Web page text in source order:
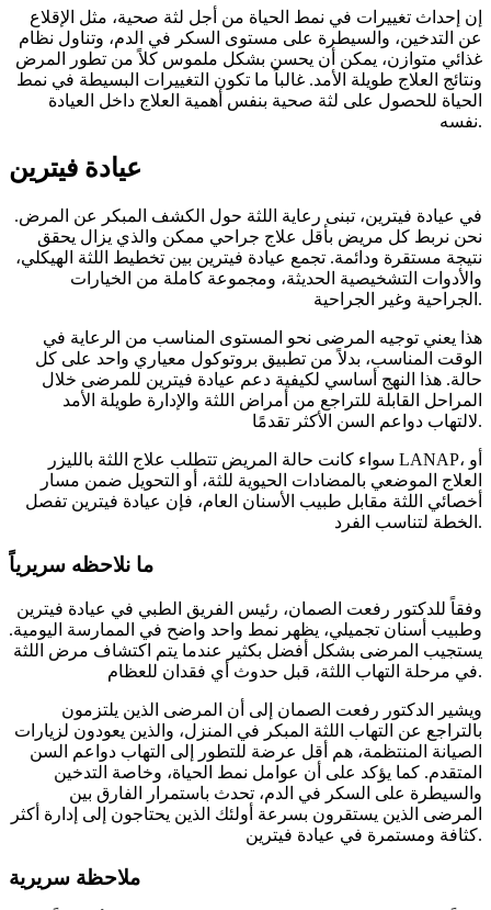
إن إحداث تغييرات في نمط الحياة من أجل لثة صحية، مثل الإقلاع
عن التدخين، والسيطرة على مستوى السكر في الدم، وتناول نظام
غذائي متوازن، يمكن أن يحسن بشكل ملموس كلاً من تطور المرض
ونتائج العلاج طويلة الأمد. غالباً ما تكون التغييرات البسيطة في نمط
الحياة للحصول على لثة صحية بنفس أهمية العلاج داخل العيادة
نفسه.
عيادة فيترين
في عيادة فيترين، تبنى رعاية اللثة حول الكشف المبكر عن المرض.
نحن نربط كل مريض بأقل علاج جراحي ممكن والذي يزال يحقق
نتيجة مستقرة ودائمة. تجمع عيادة فيترين بين تخطيط اللثة الهيكلي،
والأدوات التشخيصية الحديثة، ومجموعة كاملة من الخيارات
الجراحية وغير الجراحية.
هذا يعني توجيه المرضى نحو المستوى المناسب من الرعاية في
الوقت المناسب، بدلاً من تطبيق بروتوكول معياري واحد على كل
حالة. هذا النهج أساسي لكيفية دعم عيادة فيترين للمرضى خلال
المراحل القابلة للتراجع من أمراض اللثة والإدارة طويلة الأمد
لالتهاب دواعم السن الأكثر تقدمًا.
سواء كانت حالة المريض تتطلب علاج اللثة بالليزر LANAP، أو
العلاج الموضعي بالمضادات الحيوية للثة، أو التحويل ضمن مسار
أخصائي اللثة مقابل طبيب الأسنان العام، فإن عيادة فيترين تفصل
الخطة لتناسب الفرد.
ما نلاحظه سريرياً
وفقاً للدكتور رفعت الصمان، رئيس الفريق الطبي في عيادة فيترين
وطبيب أسنان تجميلي، يظهر نمط واحد واضح في الممارسة اليومية.
يستجيب المرضى بشكل أفضل بكثير عندما يتم اكتشاف مرض اللثة
في مرحلة التهاب اللثة، قبل حدوث أي فقدان للعظام.
ويشير الدكتور رفعت الصمان إلى أن المرضى الذين يلتزمون
بالتراجع عن التهاب اللثة المبكر في المنزل، والذين يعودون لزيارات
الصيانة المنتظمة، هم أقل عرضة للتطور إلى التهاب دواعم السن
المتقدم. كما يؤكد على أن عوامل نمط الحياة، وخاصة التدخين
والسيطرة على السكر في الدم، تحدث باستمرار الفارق بين
المرضى الذين يستقرون بسرعة أولئك الذين يحتاجون إلى إدارة أكثر
كثافة ومستمرة في عيادة فيترين.
ملاحظة سريرية